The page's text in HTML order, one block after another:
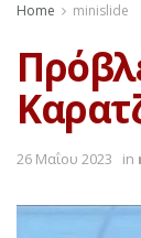
Home minislide
26 Μαΐου 2023 in